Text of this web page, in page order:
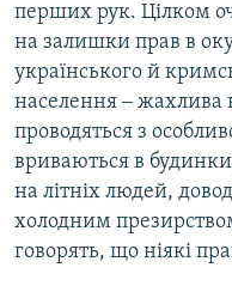
перших рук. Цілком
на залишки прав в
українського й
населення ‒ жахлива
проводяться з
вриваються в
на літніх людей,
холодним
говорять, що ніякі